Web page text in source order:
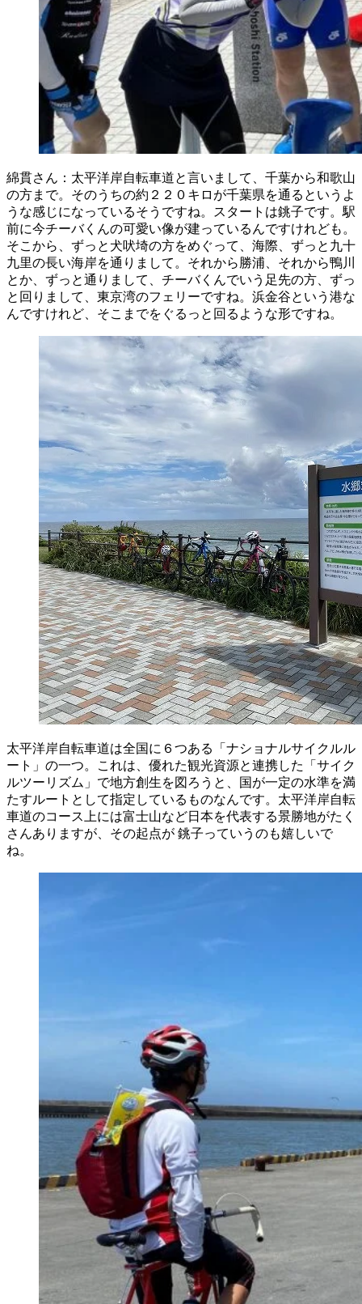
綿貫さん：太平洋岸自転車道と言いまして、千葉から和歌山
の方まで。そのうちの約２２０キロが千葉県を通るというよ
うな感じになっているそうですね。スタートは銚子です。駅
前に今チーバくんの可愛い像が建っているんですけれども。
そこから、ずっと犬吠埼の方をめぐって、海際、ずっと九十
九里の長い海岸を通りまして。それから勝浦、それから鴨川
とか、ずっと通りまして、チーバくんでいう足先の方、ずっ
と回りまして、東京湾のフェリーですね。浜金谷という港な
んですけれど、そこまでをぐるっと回るような形ですね。
太平洋岸自転車道は全国に６つある「ナショナルサイクルル
ート」の一つ。これは、優れた観光資源と連携した「サイク
ルツーリズム」で地方創生を図ろうと、国が一定の水準を満
たすルートとして指定しているものなんです。太平洋岸自転
車道のコース上には富士山など日本を代表する景勝地がたく
さんありますが、その起点が 銚子っていうのも嬉しいで
ね。